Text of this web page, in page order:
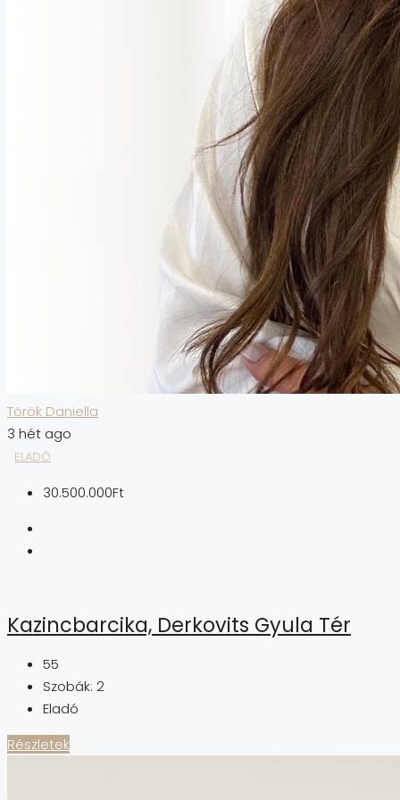
Török Daniella
3 hét ago
ELADÓ
30.500.000Ft
Kazincbarcika, Derkovits Gyula Tér
55
Szobák: 2
Eladó
Részletek